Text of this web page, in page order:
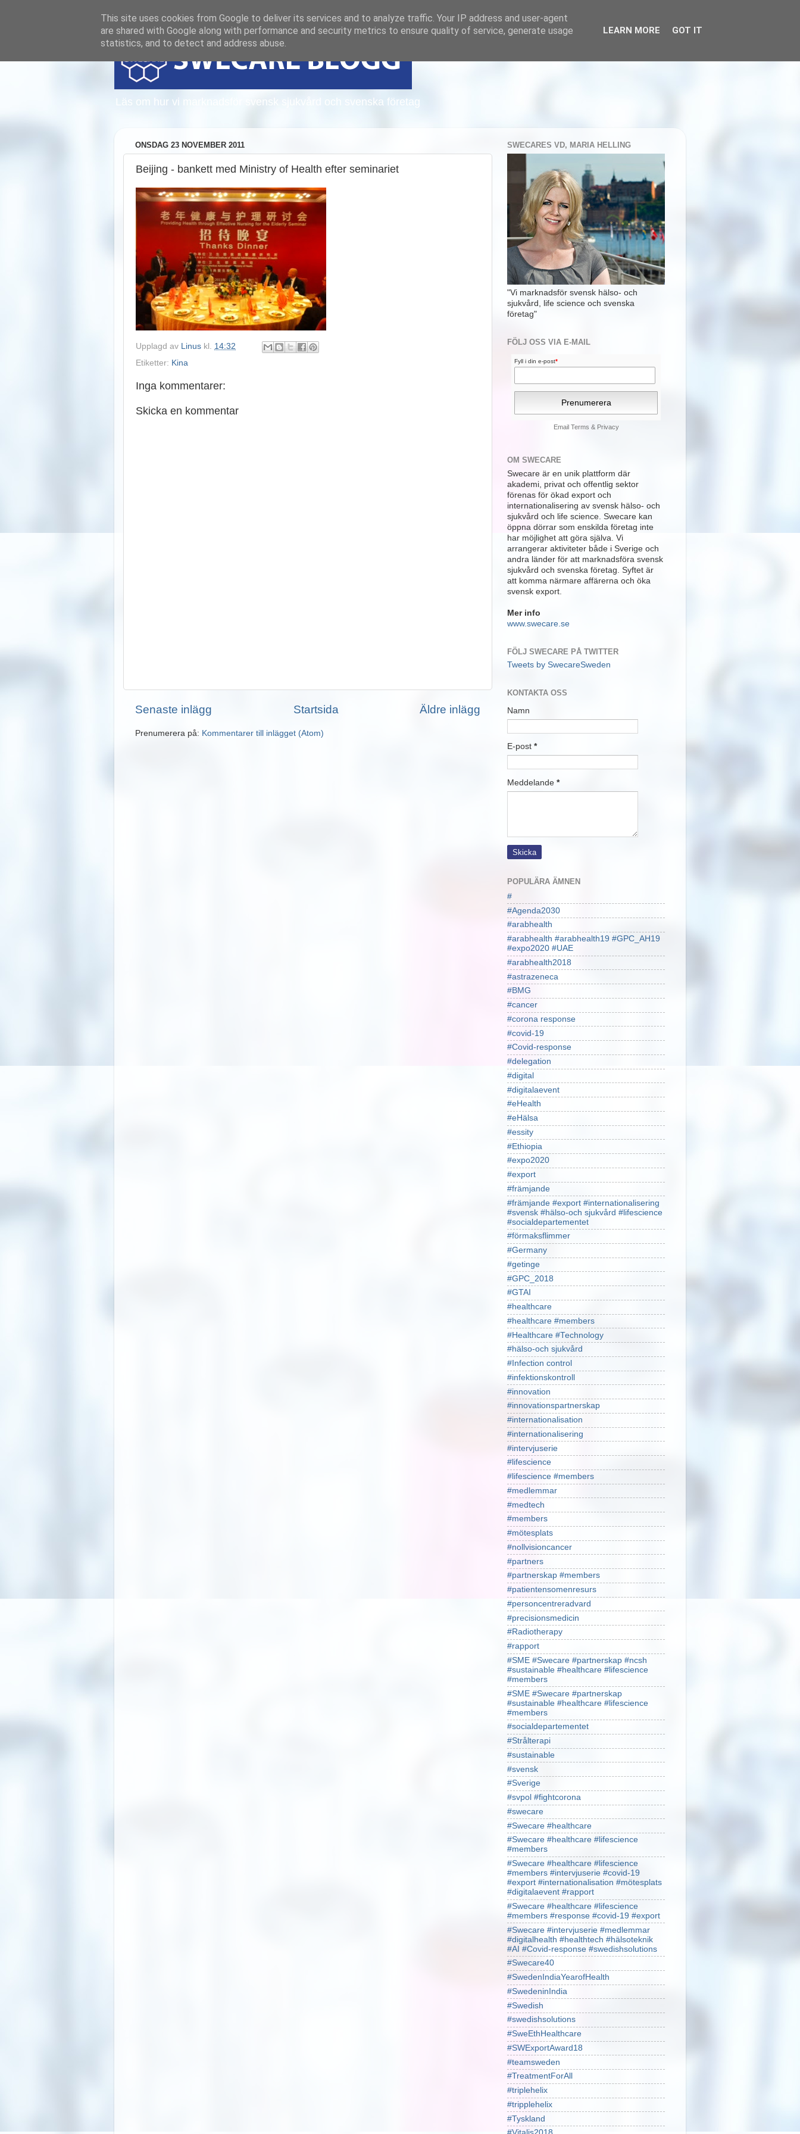
Läs om hur vi marknadsför svensk sjukvård och svenska företag
ONSDAG 23 NOVEMBER 2011
Beijing - bankett med Ministry of Health efter seminariet
Upplagd av Linus kl. 14:32
Etiketter: Kina
Inga kommentarer:
Skicka en kommentar
Senaste inlägg Äldre inlägg
Startsida
Prenumerera på: Kommentarer till inlägget (Atom)
SWECARES VD, MARIA HELLING
"Vi marknadsför svensk hälso- och
sjukvård, life science och svenska
företag"
FÖLJ OSS VIA E-MAIL
Fyll i din e-post*
Email Terms & Privacy
OM SWECARE
Swecare är en unik plattform där
akademi, privat och offentlig sektor
förenas för ökad export och
internationalisering av svensk hälso- och
sjukvård och life science. Swecare kan
öppna dörrar som enskilda företag inte
har möjlighet att göra själva. Vi
arrangerar aktiviteter både i Sverige och
andra länder för att marknadsföra svensk
sjukvård och svenska företag. Syftet är
att komma närmare affärerna och öka
svensk export.
Mer info
www.swecare.se
FÖLJ SWECARE PÅ TWITTER
Tweets by SwecareSweden
KONTAKTA OSS
Namn
E-post *
Meddelande *
POPULÄRA ÄMNEN
#
#Agenda2030
#arabhealth
#arabhealth #arabhealth19 #GPC_AH19
#expo2020 #UAE
#arabhealth2018
#astrazeneca
#BMG
#cancer
#corona response
#covid-19
#Covid-response
#delegation
#digital
#digitalaevent
#eHealth
#eHälsa
#essity
#Ethiopia
#expo2020
#export
#främjande
#främjande #export #internationalisering
#svensk #hälso-och sjukvård #lifescience
#socialdepartementet
#förmaksflimmer
#Germany
#getinge
#GPC_2018
#GTAI
#healthcare
#healthcare #members
#Healthcare #Technology
#hälso-och sjukvård
#Infection control
#infektionskontroll
#innovation
#innovationspartnerskap
#internationalisation
#internationalisering
#intervjuserie
#lifescience
#lifescience #members
#medlemmar
#medtech
#members
#mötesplats
#nollvisioncancer
#partners
#partnerskap #members
#patientensomenresurs
#personcentreradvard
#precisionsmedicin
#Radiotherapy
#rapport
#SME #Swecare #partnerskap #ncsh
#sustainable #healthcare #lifescience
#members
#SME #Swecare #partnerskap
#sustainable #healthcare #lifescience
#members
#socialdepartementet
#Strålterapi
#sustainable
#svensk
#Sverige
#svpol #fightcorona
#swecare
#Swecare #healthcare
#Swecare #healthcare #lifescience
#members
#Swecare #healthcare #lifescience
#members #intervjuserie #covid-19
#export #internationalisation #mötesplats
#digitalaevent #rapport
#Swecare #healthcare #lifescience
#members #response #covid-19 #export
#Swecare #intervjuserie #medlemmar
#digitalhealth #healthtech #hälsoteknik
#AI #Covid-response #swedishsolutions
#Swecare40
#SwedenIndiaYearofHealth
#SwedeninIndia
#Swedish
#swedishsolutions
#SweEthHealthcare
#SWExportAward18
#teamsweden
#TreatmentForAll
#triplehelix
#tripplehelix
#Tyskland
This site uses cookies from Google to deliver its services and to analyze traffic. Your IP address and user-agent
are shared with Google along with performance and security metrics to ensure quality of service, generate usage
statistics, and to detect and address abuse.
LEARN MORE GOT IT